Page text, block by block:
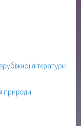
літератури
природи